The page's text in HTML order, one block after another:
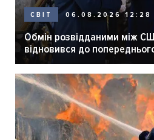
СВІТ 06.08.2026 12:28
Обмін розвідданими між
відновився до